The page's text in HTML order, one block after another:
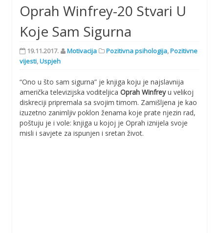
Oprah Winfrey-20 Stvari U
Koje Sam Sigurna
19.11.2017. Motivacija Pozitivna psihologija,Pozitivne
vijesti,Uspjeh
“Ono u što sam sigurna” je knjiga koju je najslavnija
američka televizijska voditeljica Oprah Winfreyu velikoj
diskreciji pripremala sa svojim timom. Zamišljena je kao
izuzetno zanimljiv poklon ženama koje prate njezin rad,
poštuju je i vole: knjiga u kojoj je Oprah iznijela svoje
misli i savjete za ispunjen i sretan život.